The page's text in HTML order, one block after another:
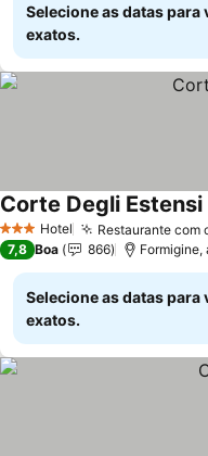
Selecione as datas para
exatos.
3 EstrelasHotel Restaurante com
Corte Degli Estensi
7,8 Boa 866 Formigine,
Selecione as datas para
exatos.